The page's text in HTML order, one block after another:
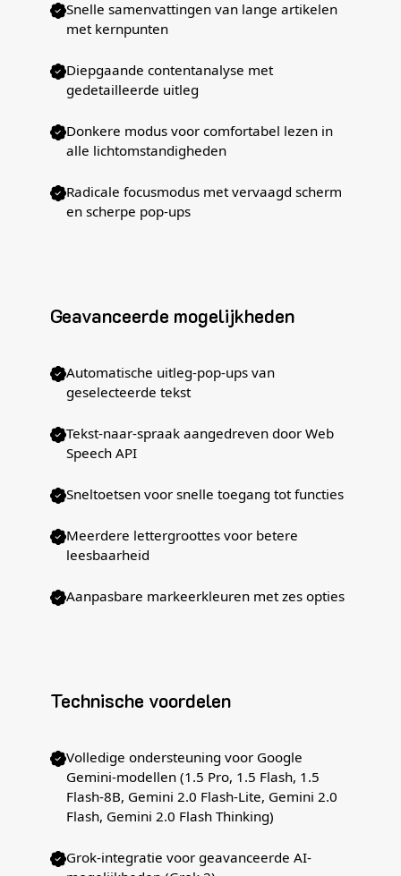
Snelle samenvattingen van lange artikelen
met kernpunten
Diepgaande contentanalyse met
gedetailleerde uitleg
Donkere modus voor comfortabel lezen in
alle lichtomstandigheden
Radicale focusmodus met vervaagd scherm
en scherpe pop-ups
Geavanceerde mogelijkheden
Automatische uitleg-pop-ups van
geselecteerde tekst
Tekst-naar-spraak aangedreven door Web
Speech API
Sneltoetsen voor snelle toegang tot functies
Meerdere lettergroottes voor betere
leesbaarheid
Aanpasbare markeerkleuren met zes opties
Technische voordelen
Volledige ondersteuning voor Google
Gemini-modellen (1.5 Pro, 1.5 Flash, 1.5
Flash-8B, Gemini 2.0 Flash-Lite, Gemini 2.0
Flash, Gemini 2.0 Flash Thinking)
Grok-integratie voor geavanceerde AI-